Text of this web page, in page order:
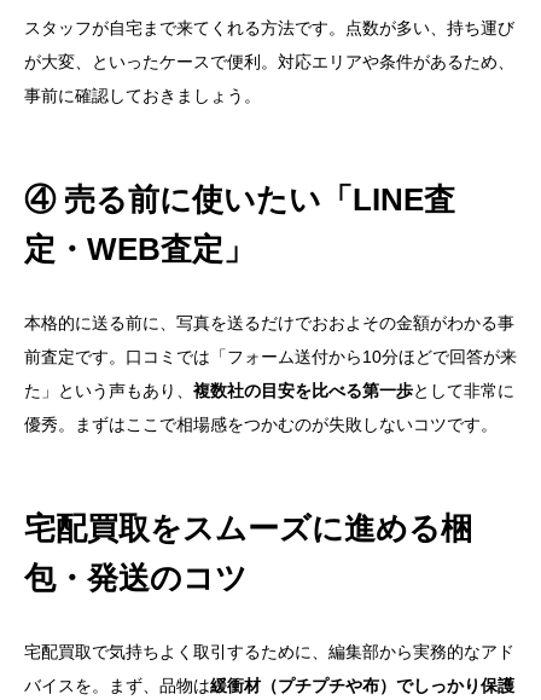
スタッフが自宅まで来てくれる方法です。点数が多い、持ち運び
が大変、といったケースで便利。対応エリアや条件があるため、
事前に確認しておきましょう。
④ 売る前に使いたい「LINE査
定・WEB査定」
本格的に送る前に、写真を送るだけでおおよその金額がわかる事
前査定です。口コミでは「フォーム送付から10分ほどで回答が来
た」という声もあり、 複数社の目安を比べる第一歩として非常に
優秀。まずはここで相場感をつかむのが失敗しないコツです。
宅配買取をスムーズに進める梱
包・発送のコツ
宅配買取で気持ちよく取引するために、編集部から実務的なアド
バイスを。まず、品物は緩衝材（プチプチや布）でしっかり保護